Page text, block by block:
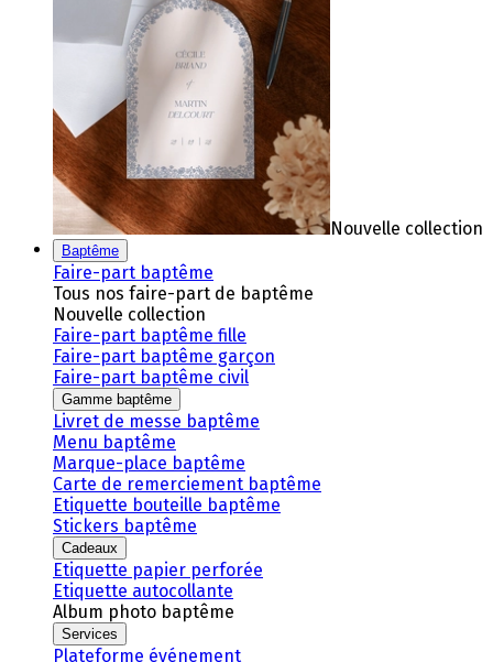
Nouvelle collection
Baptême
Faire-part baptême
Tous nos faire-part de baptême
Nouvelle collection
Faire-part baptême fille
Faire-part baptême garçon
Faire-part baptême civil
Gamme baptême
Livret de messe baptême
Menu baptême
Marque-place baptême
Carte de remerciement baptême
Etiquette bouteille baptême
Stickers baptême
Cadeaux
Etiquette papier perforée
Etiquette autocollante
Album photo baptême
Services
Plateforme événement